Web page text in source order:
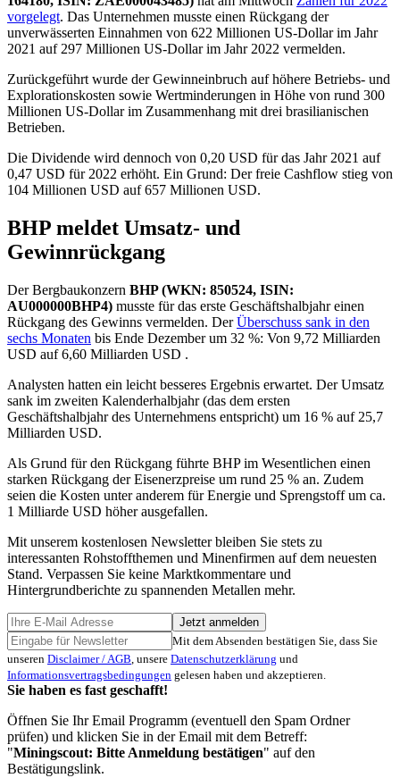
vorgelegt. Das Unternehmen musste einen Rückgang der
unverwässerten Einnahmen von 622 Millionen US-Dollar im Jahr
2021 auf 297 Millionen US-Dollar im Jahr 2022 vermelden.
Zurückgeführt wurde der Gewinneinbruch auf höhere Betriebs- und
Explorationskosten sowie Wertminderungen in Höhe von rund 300
Millionen US-Dollar im Zusammenhang mit drei brasilianischen
Betrieben.
Die Dividende wird dennoch von 0,20 USD für das Jahr 2021 auf
0,47 USD für 2022 erhöht. Ein Grund: Der freie Cashflow stieg von
104 Millionen USD auf 657 Millionen USD.
BHP meldet Umsatz- und
Gewinnrückgang
Der Bergbaukonzern BHP (WKN: 850524, ISIN:
AU000000BHP4) musste für das erste Geschäftshalbjahr einen
Rückgang des Gewinns vermelden. DerÜberschuss sank in den
sechs Monaten bis Ende Dezember um 32 %: Von 9,72 Milliarden
USD auf 6,60 Milliarden USD .
Analysten hatten ein leicht besseres Ergebnis erwartet. Der Umsatz
sank im zweiten Kalenderhalbjahr (das dem ersten
Geschäftshalbjahr des Unternehmens entspricht) um 16 % auf 25,7
Milliarden USD.
Als Grund für den Rückgang führte BHP im Wesentlichen einen
starken Rückgang der Eisenerzpreise um rund 25 % an. Zudem
seien die Kosten unter anderem für Energie und Sprengstoff um ca.
1 Milliarde USD höher ausgefallen.
Mit unserem kostenlosen Newsletter bleiben Sie stets zu
interessanten Rohstoffthemen und Minenfirmen auf dem neuesten
Stand. Verpassen Sie keine Marktkommentare und
Hintergrundberichte zu spannenden Metallen mehr.
Jetzt anmelden
Mit dem Absenden bestätigen Sie, dass Sie
unseren Disclaimer / AGB, unsere Datenschutzerklärung und
Informationsvertragsbedingungen gelesen haben und akzeptieren.
Sie haben es fast geschafft!
Öffnen Sie Ihr Email Programm (eventuell den Spam Ordner
prüfen) und klicken Sie in der Email mit dem Betreff:
"Miningscout: Bitte Anmeldung bestätigen" auf den
Bestätigungslink.